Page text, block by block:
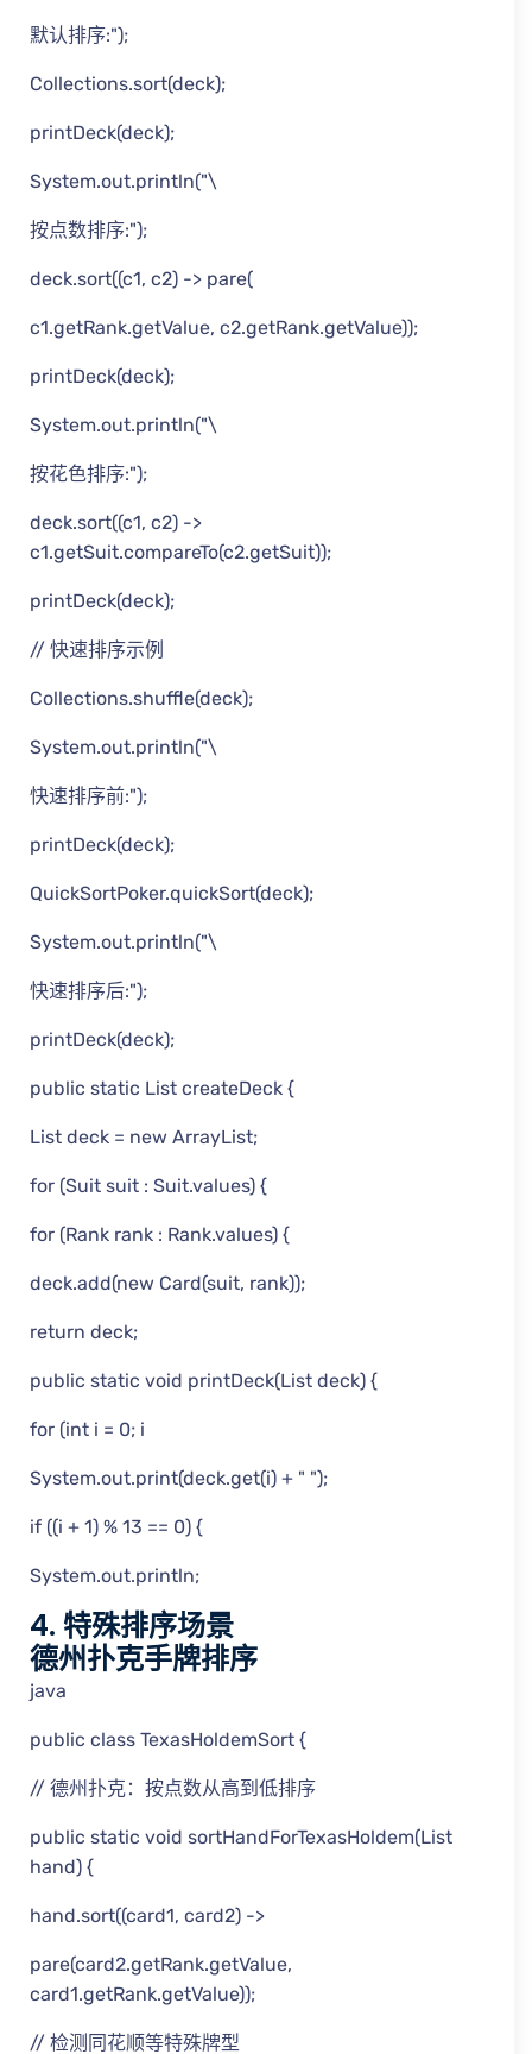
默认排序:");
Collections.sort(deck);
printDeck(deck);
System.out.println("\
按点数排序:");
deck.sort((c1, c2) -> pare(
c1.getRank.getValue, c2.getRank.getValue));
printDeck(deck);
System.out.println("\
按花色排序:");
deck.sort((c1, c2) ->
c1.getSuit.compareTo(c2.getSuit));
printDeck(deck);
// 快速排序示例
Collections.shuffle(deck);
System.out.println("\
快速排序前:");
printDeck(deck);
QuickSortPoker.quickSort(deck);
System.out.println("\
快速排序后:");
printDeck(deck);
public static List createDeck {
List deck = new ArrayList;
for (Suit suit : Suit.values) {
for (Rank rank : Rank.values) {
deck.add(new Card(suit, rank));
return deck;
public static void printDeck(List deck) {
for (int i = 0; i
System.out.print(deck.get(i) + " ");
if ((i + 1) % 13 == 0) {
System.out.println;
4. 特殊排序场景
德州扑克手牌排序
java
public class TexasHoldemSort {
// 德州扑克：按点数从高到低排序
public static void sortHandForTexasHoldem(List
hand) {
hand.sort((card1, card2) ->
pare(card2.getRank.getValue,
card1.getRank.getValue));
// 检测同花顺等特殊牌型